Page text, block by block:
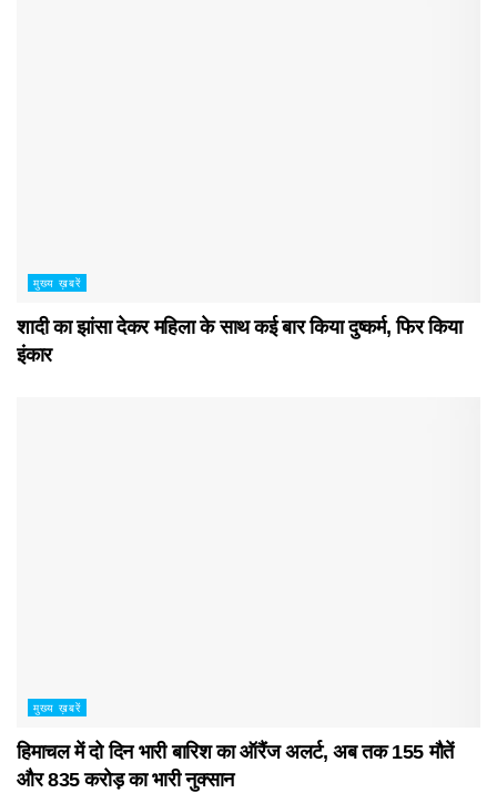
मुख्य ख़बरें
शादी का झांसा देकर महिला के साथ कई बार किया दुष्कर्म, फिर किया
इंकार
मुख्य ख़बरें
हिमाचल में दो दिन भारी बारिश का ऑरैंज अलर्ट, अब तक 155 मौतें
और 835 करोड़ का भारी नुक्सान